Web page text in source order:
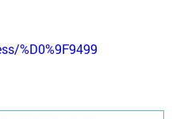
%D0%9F9499